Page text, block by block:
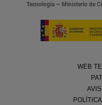
Tecnología — Ministerio de
WEB